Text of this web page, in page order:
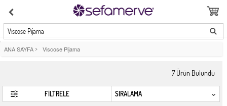
Viscose Pijama
ANA SAYFA > Viscose Pijama
7Ürün Bulundu
FİLTRELE